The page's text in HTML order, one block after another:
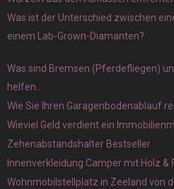
Was ist der Unterschied zwischen
einem Lab-Grown-Diamanten?
Was sind Bremsen (Pferdefliegen)
helfen..
Wie Sie Ihren Garagenbodenablauf
Wieviel Geld verdient ein
Zehenabstandshalter Bestseller
Innenverkleidung Camper mit Holz &
Wohnmobilstellplatz in Zeeland von